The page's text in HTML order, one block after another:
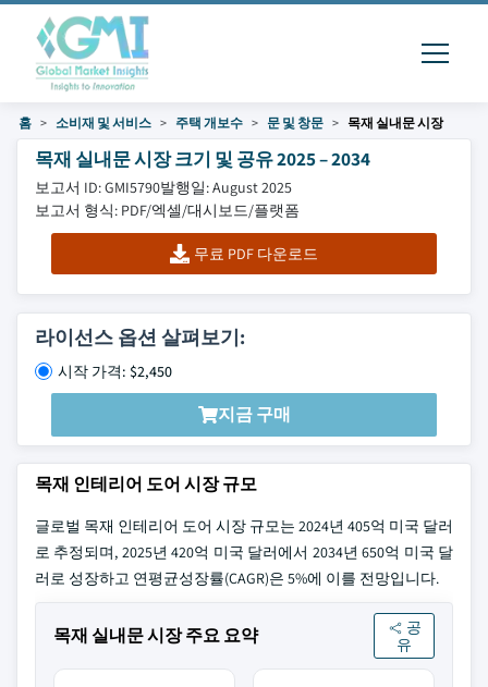
홈 소비재 및 서비스 주택 개보수 문 및 창문 목재 실내문 시장
목재 실내문 시장 크기 및 공유 2025 – 2034
보고서 ID: GMI5790발행일: August 2025
보고서 형식: PDF/엑셀/대시보드/플랫폼
무료 PDF 다운로드
라이선스 옵션 살펴보기:
시작 가격: $2,450
지금 구매
목재 인테리어 도어 시장 규모
글로벌 목재 인테리어 도어 시장 규모는 2024년 405억 미국 달러
로 추정되며, 2025년 420억 미국 달러에서 2034년 650억 미국 달
러로 성장하고 연평균성장률(CAGR)은 5%에 이를 전망입니다.
목재 실내문 시장 주요 요약
공
유